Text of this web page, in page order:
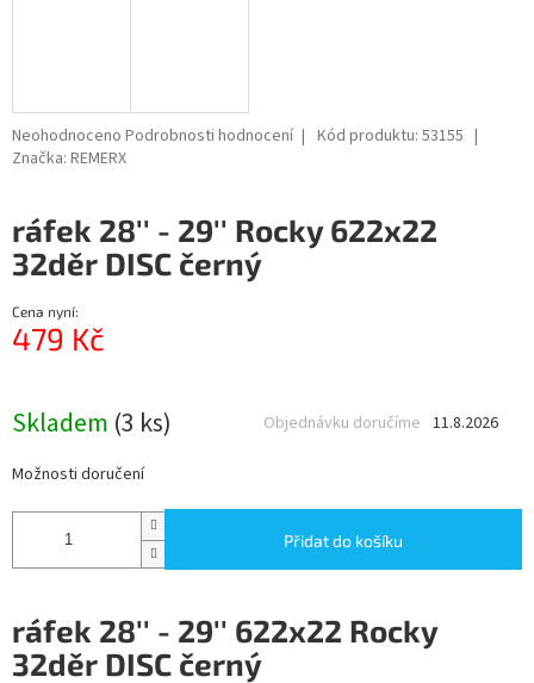
Průměrné
hodnocení
0,0
z
5
Neohodnoceno Podrobnosti hodnocení Kód produktu: 53155
Značka: REMERX
ráfek 28'' - 29'' Rocky 622x22
32děr DISC černý
Cena nyní:
479 Kč
Skladem (3 ks) 11.8.2026
Objednávku doručíme
Možnosti doručení
Přidat do košíku
ráfek 28'' - 29'' 622x22 Rocky
32děr DISC černý